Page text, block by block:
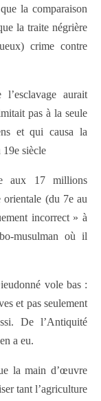
la comparaison
la traite négrière
crime contre
aurait
pas à la seule
et qui causa la
siècle
aux 17 millions
orientale (du 7e au
incorrect » à
musulman où il
vole bas :
et pas seulement
De l’Antiquité
a eu.
la main d’œuvre
tant l’agriculture